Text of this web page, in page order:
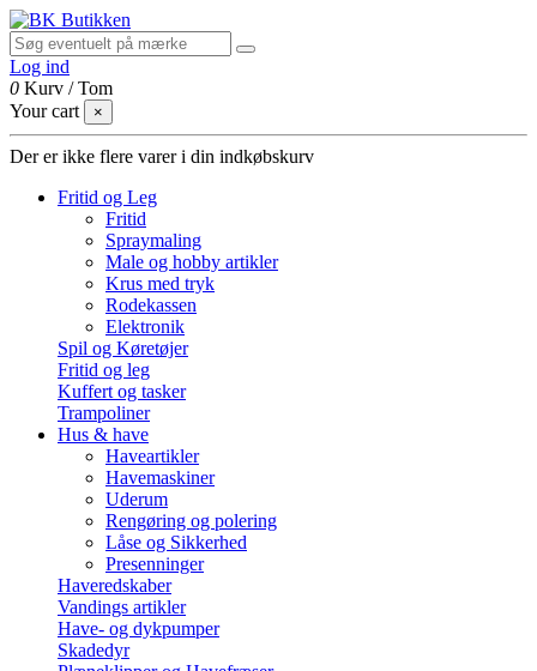
Log ind
0 Kurv /Tom
Your cart
×
Der er ikke flere varer i din indkøbskurv
Fritid og Leg
Fritid
Spraymaling
Male og hobby artikler
Krus med tryk
Rodekassen
Elektronik
Spil og Køretøjer
Fritid og leg
Kuffert og tasker
Trampoliner
Hus & have
Haveartikler
Havemaskiner
Uderum
Rengøring og polering
Låse og Sikkerhed
Presenninger
Haveredskaber
Vandings artikler
Have- og dykpumper
Skadedyr